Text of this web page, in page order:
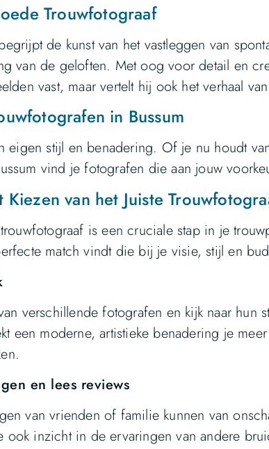
Trouwfotograaf
de kunst van het vastleggen van
van de geloften. Met oog voor detail en
vast, maar vertelt hij ook het verhaal
in Bussum
eigen stijl en benadering. Of je nu houdt
vind je fotografen die aan jouw
van het Juiste
is een cruciale stap in je
match vindt die bij je visie, stijl en
verschillende fotografen en kijk naar hun
een moderne, artistieke benadering je
en lees reviews
van vrienden of familie kunnen van
ook inzicht in de ervaringen van andere